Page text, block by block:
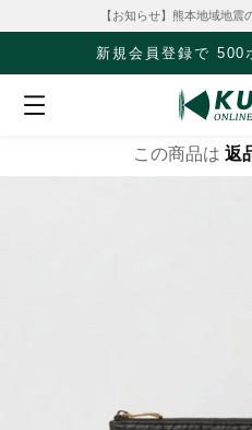
【お知らせ】熊本地域地震
新規会員登録で 500
この商品は 返